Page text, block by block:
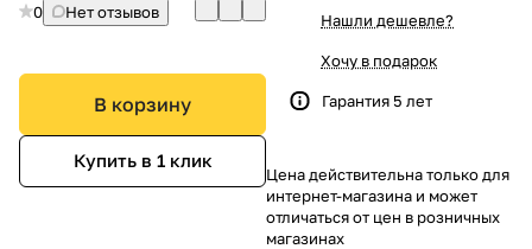
0 Нет отзывов
В корзину
Купить в 1 клик
Нашли дешевле?
Хочу в подарок
Гарантия 5 лет
Цена действительна только для
интернет-магазина и может
отличаться от цен в розничных
магазинах